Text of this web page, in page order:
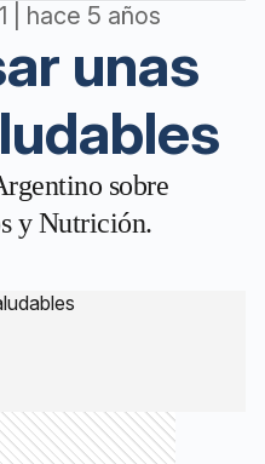
| hace 5 años
unas
sobre
y Nutrición.